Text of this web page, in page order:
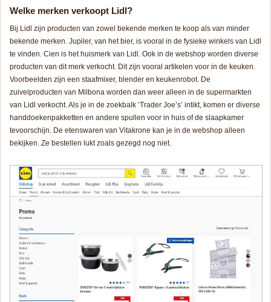
Welke merken verkoopt Lidl?
Bij Lidl zijn producten van zowel bekende merken te koop als van minder
bekende merken. Jupiler, van het bier, is vooral in de fysieke winkels van Lidl
te vinden. Cien is het huismerk van Lidl. Ook in de webshop worden diverse
producten van dit merk verkocht. Dit zijn vooral artikelen voor in de keuken.
Voorbeelden zijn een staafmixer, blender en keukenrobot. De
zuivelproducten van Milbona worden dan weer alleen in de supermarkten
van Lidl verkocht. Als je in de zoekbalk ‘Trader Joe’s’ intikt, komen er diverse
handdoekenpakketten en andere spullen voor in huis of de slaapkamer
tevoorschijn. De etenswaren van Vitakrone kan je in de webshop alleen
bekijken. Ze bestellen lukt zoals gezegd nog niet.